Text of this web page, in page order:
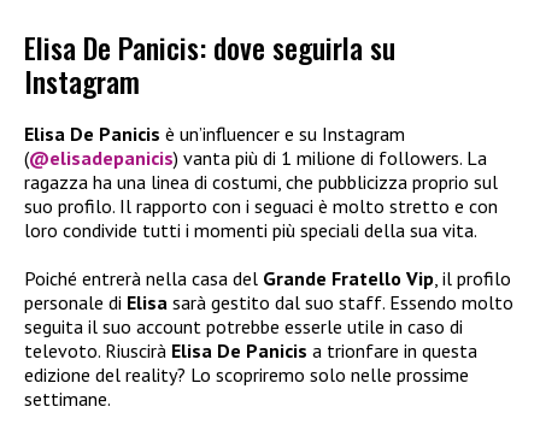
Elisa De Panicis: dove seguirla su
Instagram
Elisa De Panicis è un’influencer e su Instagram
(@elisadepanicis) vanta più di 1 milione di followers. La
ragazza ha una linea di costumi, che pubblicizza proprio sul
suo profilo. Il rapporto con i seguaci è molto stretto e con
loro condivide tutti i momenti più speciali della sua vita.
Poiché entrerà nella casa del Grande Fratello Vip , il profilo
personale di Elisa sarà gestito dal suo staff. Essendo molto
seguita il suo account potrebbe esserle utile in caso di
televoto. Riuscirà Elisa De Panicis a trionfare in questa
edizione del reality? Lo scopriremo solo nelle prossime
settimane.